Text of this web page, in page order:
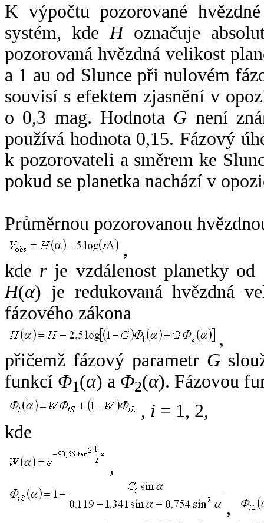
K výpočtu pozorované
systém, kde Hoznačuje
pozorovaná hvězdná velikost
a 1 au od Slunce při nulovém
souvisí s efektem zjasnění v
o 0,3 mag. Hodnota G není
používá hodnota 0,15. Fázový
k pozorovateli a směrem ke
pokud se planetka nachází v
Průměrnou pozorovanou
,
kde rje vzdálenost planetky od
H(α) je redukovaná hvězdná
fázového zákona
,
přičemž fázový parametr G
funkcí Φ1(α) a Φ2(α). Fázovou
, i = 1, 2,
kde
,
,